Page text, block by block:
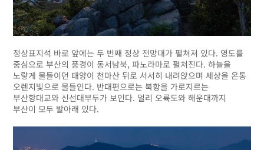
정상표지석 바로 앞에는 두 번째 정상 전망대가 펼쳐져 있다. 영도를
중심으로 부산의 풍경이 동서남북, 파노라마로 펼쳐진다. 하늘을
노랗게 물들이던 태양이 천마산 뒤로 서서히 내려앉으며 세상을 온통
오렌지빛으로 물들인다. 반대편으로는 북항을 가로지르는
부산항대교와 신선대부두가 보인다. 멀리 오륙도와 해운대까지
부산이 모두 발아래 있다.